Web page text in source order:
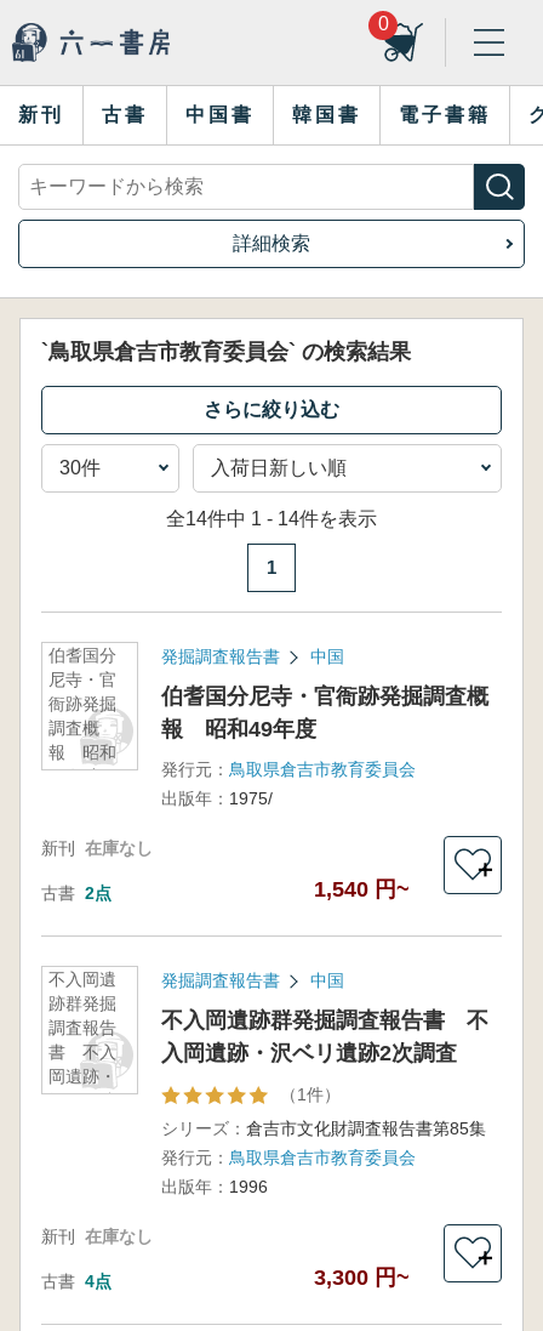
0
新刊 古書 中国書 韓国書 電子書籍
詳細検索
`鳥取県倉吉市教育委員会` の検索結果
全14件中 1 - 14件を表示
1
伯耆国分
尼寺・官
衙跡発掘
調査概
報 昭和
49年度
発掘調査報告書 中国
伯耆国分尼寺・官衙跡発掘調査概
報 昭和49年度
発行元： 鳥取県倉吉市教育委員会
出版年： 1975/
新刊 在庫なし
古書 2点 1,540 円~
＋
不入岡遺
跡群発掘
調査報告
書 不入
岡遺跡・
沢ベリ遺
発掘調査報告書 中国
不入岡遺跡群発掘調査報告書 不
入岡遺跡・沢ベリ遺跡2次調査
（1件）
シリーズ： 倉吉市文化財調査報告書第85集
発行元： 鳥取県倉吉市教育委員会
出版年： 1996
新刊 在庫なし
古書 4点 3,300 円~
＋